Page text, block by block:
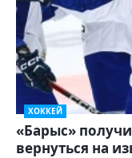
ХОККЕЙ
«Барыс»
вернуться на